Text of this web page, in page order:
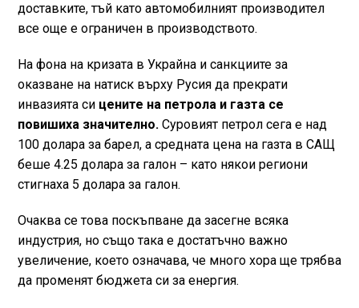
доставките, тъй като автомобилният производител
все още е ограничен в производството.
На фона на кризата в Украйна и санкциите за
оказване на натиск върху Русия да прекрати
инвазията си цените на петрола и газта се
повишиха значително.Суровият петрол сега е над
100 долара за барел, а средната цена на газта в САЩ
беше 4.25 долара за галон – като някои региони
стигнаха 5 долара за галон.
Очаква се това поскъпване да засегне всяка
индустрия, но също така е достатъчно важно
увеличение, което означава, че много хора ще трябва
да променят бюджета си за енергия.